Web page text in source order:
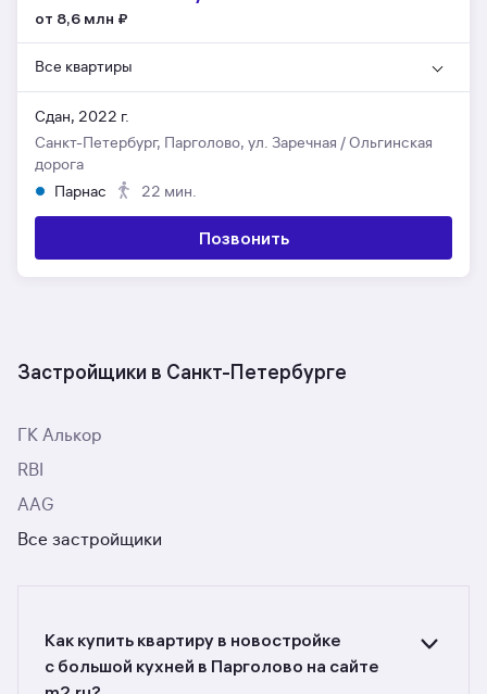
от 8,6 млн ₽
Все квартиры
Сдан, 2022 г.
Санкт-Петербург, Парголово, ул. Заречная / Ольгинская
дорога
Парнас
22 мин.
Позвонить
Застройщики в Санкт-Петербурге
ГК Алькор
RBI
AAG
Все застройщики
Как купить квартиру в новостройке
c большой кухней в Парголово на сайте